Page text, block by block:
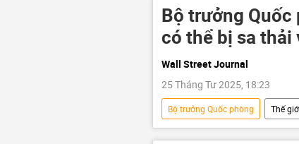
Bộ Quốc phòng Nga
DNR
Hoa Kỳ
Bộ trưởng Quốc
có thể bị sa
Wall Street Journal
25 Tháng Tư 2025, 18:23
Bộ trưởng Quốc phòng Thế
Bộ Quốc phòng Hoa Kỳ